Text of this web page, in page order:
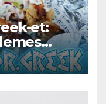
et:
szívében